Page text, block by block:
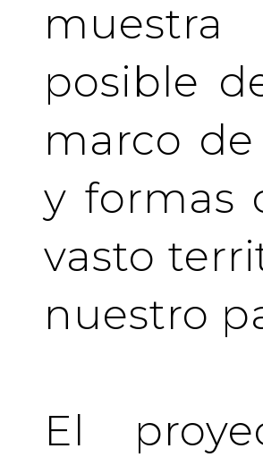
posible
marco
y formas
vasto
nuestro
El